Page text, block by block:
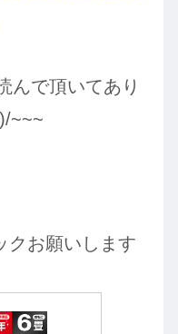
んで頂いてあり
~~~
クお願いします